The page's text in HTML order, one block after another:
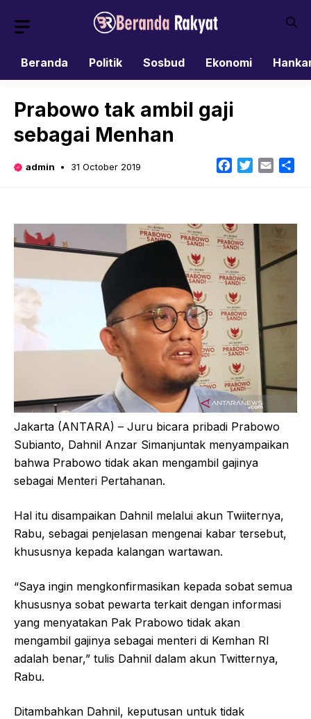
Beranda
Politik Sosbud Ekonomi
Prabowo tak ambil gaji
sebagai Menhan
admin 31 October 2019 Facebook
TwitterEmail
Jakarta (ANTARA) – Juru bicara pribadi Prabowo
Subianto, Dahnil Anzar Simanjuntak menyampaikan
bahwa Prabowo tidak akan mengambil gajinya
sebagai Menteri Pertahanan.
Hal itu disampaikan Dahnil melalui akun Twiiternya,
Rabu, sebagai penjelasan mengenai kabar tersebut,
khususnya kepada kalangan wartawan.
“Saya ingin mengkonfirmasikan kepada sobat semua
khususnya sobat pewarta terkait dengan informasi
yang menyatakan Pak Prabowo tidak akan
mengambil gajinya sebagai menteri di Kemhan RI
adalah benar,” tulis Dahnil dalam akun Twitternya,
Rabu.
Ditambahkan Dahnil, keputusan untuk tidak